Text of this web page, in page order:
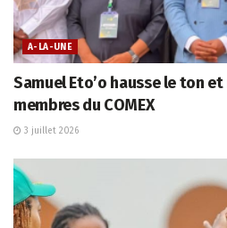
A-LA-UNE
Samuel Eto’o hausse le ton
membres du COMEX
3 juillet 2026